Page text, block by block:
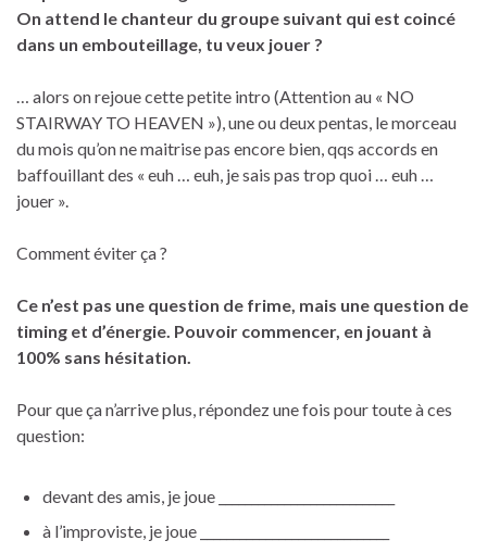
On attend le chanteur du groupe suivant qui est coincé
dans un embouteillage, tu veux jouer ?
… alors on rejoue cette petite intro (Attention au « NO
STAIRWAY TO HEAVEN »), une ou deux pentas, le morceau
du mois qu’on ne maitrise pas encore bien, qqs accords en
baffouillant des « euh … euh, je sais pas trop quoi … euh …
jouer ».
Comment éviter ça ?
Ce n’est pas une question de frime, mais une question de
timing et d’énergie. Pouvoir commencer, en jouant à
100% sans hésitation.
Pour que ça n’arrive plus, répondez une fois pour toute à ces
question:
devant des amis, je joue ___________________________
à l’improviste, je joue _____________________________